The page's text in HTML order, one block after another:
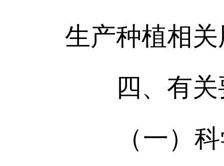
生产种植相
四、有
（一）科